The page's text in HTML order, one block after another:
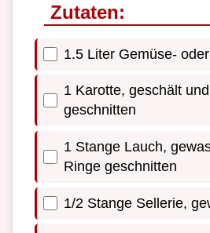
Zutaten:
1.5 Liter Gemüse-
1 Karotte, geschält
geschnitten
1 Stange Lauch,
Ringe geschnitten
1/2 Stange Sellerie,